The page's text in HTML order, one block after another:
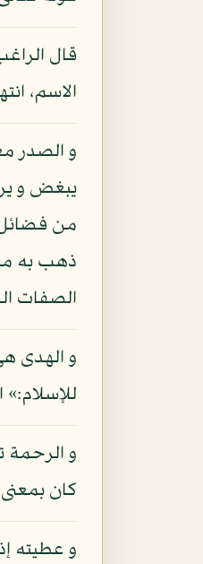
قال
الاسم،
و الصدر
يبغض و
من فضائل
ذهب به
الصفات
و الهدى
للإسلام:» الأنعام: - 125 في
و الرحمة
كان
و عطيته